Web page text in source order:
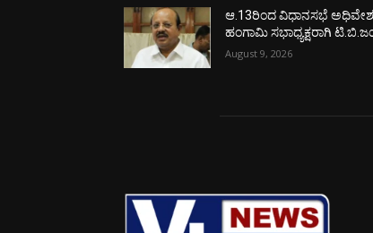
ಆ.13ರಿಂದ ವಿಧಾನಸಭೆ
ಹಂಗಾಮಿ ಸಭಾಧ್ಯಕ್ಷರಾಗಿ
August 9, 2026